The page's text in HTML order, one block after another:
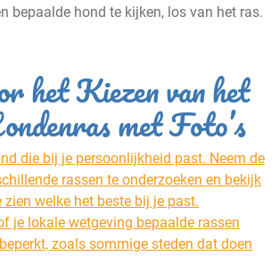
bepaalde hond te kijken, los van het ras.
het Kiezen van het
met Foto’s
die bij je persoonlijkheid past. Neem de
rassen te onderzoeken en bekijk
zien welke het beste bij je past.
je lokale wetgeving bepaalde rassen
zoals sommige steden dat doen